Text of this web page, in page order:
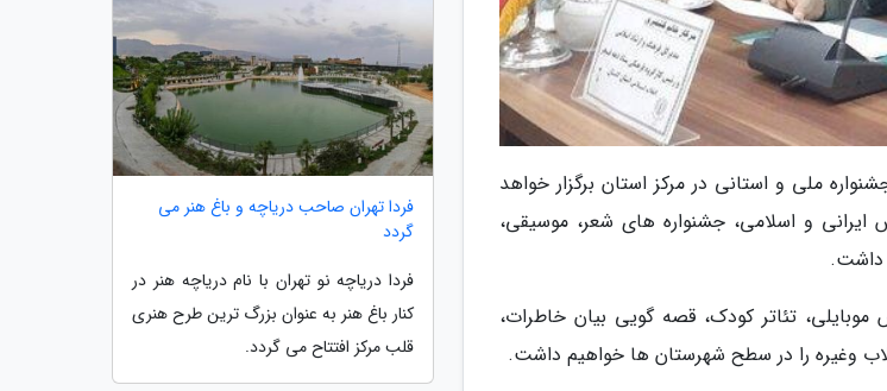
کشمیری در جمع خبرنگاران در گروه خبری فجر با اشاره به اینکه 6 جشنواره ملی و استانی در مرکز استان برگزار خواهد
ایرانی و اسلامی، جشنواره های شعر، موسیقی،
داشت.
تئاتر کودک، قصه گویی بیان خاطرات،
وغیره را در سطح شهرستان ها خواهیم داشت.
فردا تهران صاحب دریاچه و باغ هنر می
گردد
فردا دریاچه نو تهران با نام دریاچه هنر در
کنار باغ هنر به عنوان بزرگ ترین طرح هنری
قلب مرکز افتتاح می گردد.